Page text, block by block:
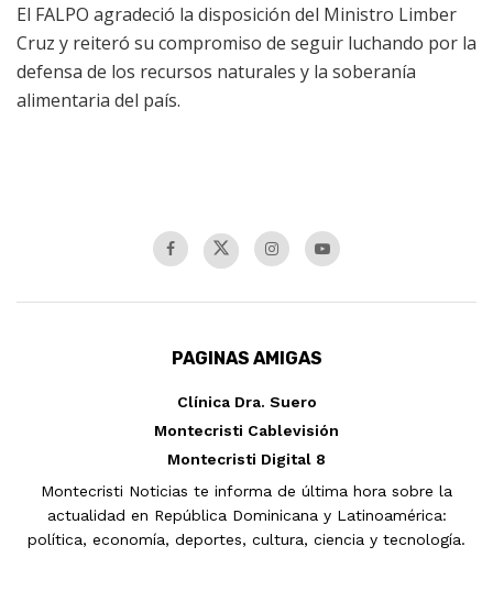
El FALPO agradeció la disposición del Ministro Limber
Cruz y reiteró su compromiso de seguir luchando por la
defensa de los recursos naturales y la soberanía
alimentaria del país.
PAGINAS AMIGAS
Clínica Dra. Suero
Montecristi Cablevisión
Montecristi Digital 8
Montecristi Noticias te informa de última hora sobre la
actualidad en República Dominicana y Latinoamérica:
política, economía, deportes, cultura, ciencia y tecnología.